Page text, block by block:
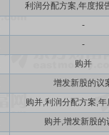
利润分配方案,年度报
-
-
购并
增发新股的议
购并,利润分配方案,年
购并,增发新股的